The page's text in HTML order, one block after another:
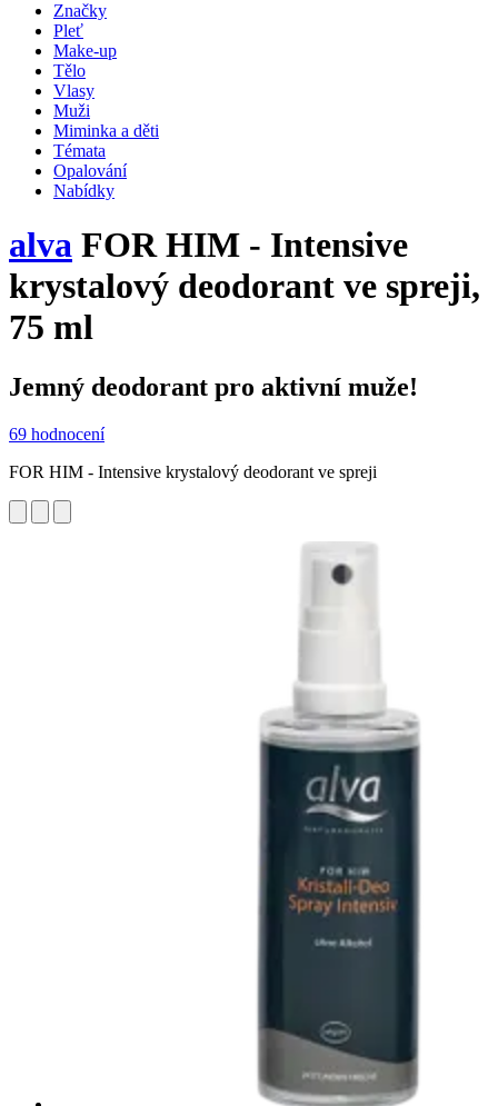
Značky
Pleť
Make-up
Tělo
Vlasy
Muži
Miminka a děti
Témata
Opalování
Nabídky
alva FOR HIM - Intensive
krystalový deodorant ve spreji,
75 ml
Jemný deodorant pro aktivní muže!
69 hodnocení
FOR HIM - Intensive krystalový deodorant ve spreji